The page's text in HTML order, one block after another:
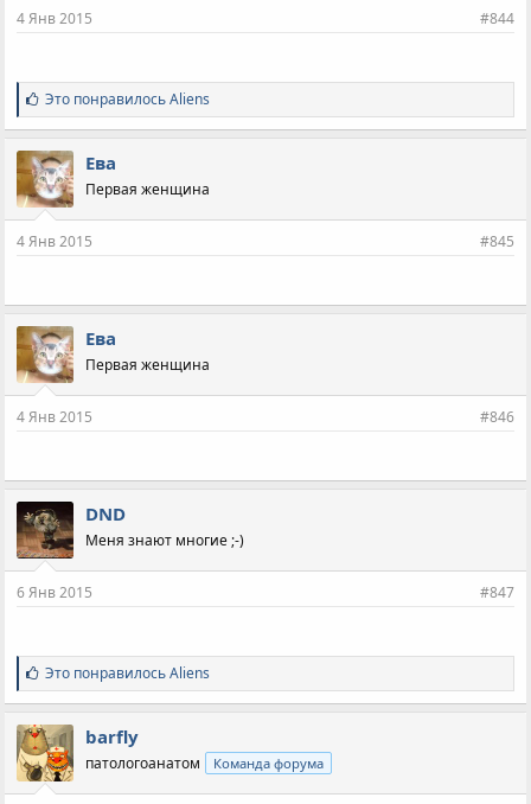
:
4 Янв 2015 #844
С
и
м
п
а
т
и
:
Это понравилосьAliens
Ева
Первая женщина
4 Янв 2015 #845
Ева
Первая женщина
4 Янв 2015 #846
DND
Меня знают многие ;-)
6 Янв 2015 #847
С
и
м
п
а
т
и
Это понравилосьAliens
barfly
патологоанатом Команда форума